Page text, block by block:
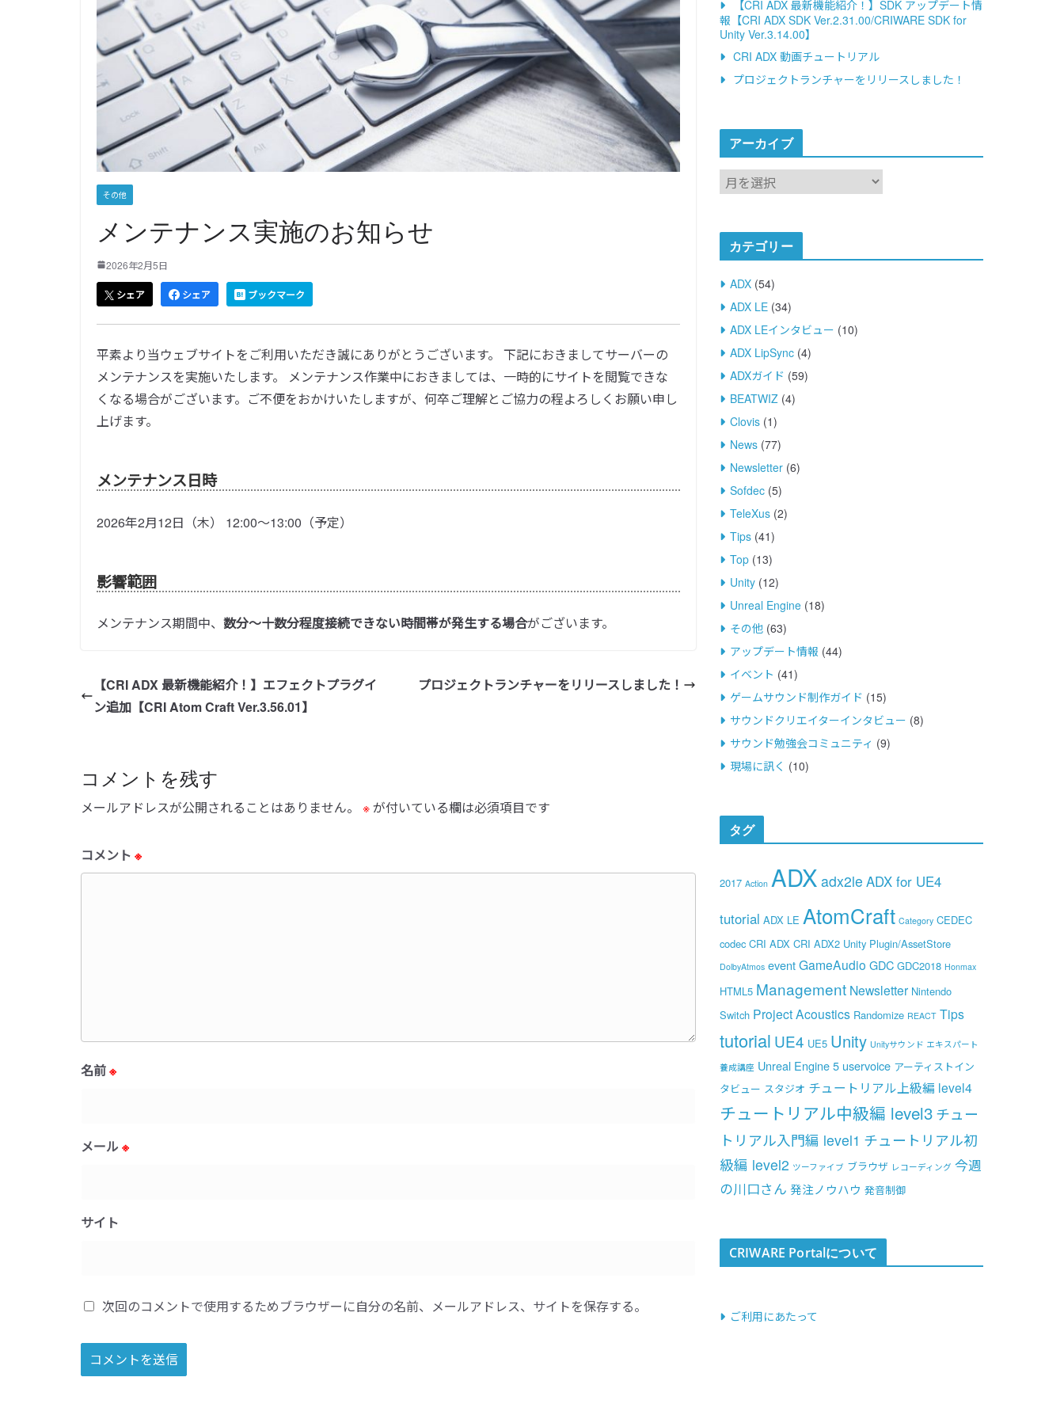
その他
メンテナンス実施のお知らせ
2026年2月5日
シェア シェア ブックマーク
平素より当ウェブサイトをご利用いただき誠にありがとうございます。 下記におきましてサーバーの
メンテナンスを実施いたします。 メンテナンス作業中におきましては、一時的にサイトを閲覧できな
くなる場合がございます。ご不便をおかけいたしますが、何卒ご理解とご協力の程よろしくお願い申し
上げます。
メンテナンス日時
2026年2月12日（木） 12:00～13:00（予定）
影響範囲
メンテナンス期間中、 数分～十数分程度接続できない時間帯が発生する場合がございます。
【CRI ADX 最新機能紹介！】エフェクトプラグイ
ン追加【CRI Atom Craft Ver.3.56.01】
プロジェクトランチャーをリリースしました！
コメントを残す
メールアドレスが公開されることはありません。 ※が付いている欄は必須項目です
コメント ※
名前※
メール ※
サイト
次回のコメントで使用するためブラウザーに自分の名前、メールアドレス、サイトを保存する。
【CRI ADX 最新機能紹介！】SDK アップデート情
報【CRI ADX SDK Ver.2.31.00/CRIWARE SDK for
Unity Ver.3.14.00】
CRI ADX 動画チュートリアル
プロジェクトランチャーをリリースしました！
アーカイブ
ア
ー
イ
ブ
カテゴリー
ADX (54)
ADX LE (34)
ADX LEインタビュー (10)
ADX LipSync (4)
ADXガイド (59)
BEATWIZ (4)
Clovis (1)
News (77)
Newsletter (6)
Sofdec (5)
TeleXus (2)
Tips (41)
Top (13)
Unity (12)
Unreal Engine (18)
その他 (63)
アップデート情報 (44)
イベント (41)
ゲームサウンド制作ガイド (15)
サウンドクリエイターインタビュー (8)
サウンド勉強会コミュニティ (9)
現場に訊く (10)
タグ
2017 Action ADX adx2le ADX for UE4
tutorial ADX LE AtomCraft Category CEDEC
codec CRI ADX CRI ADX2 Unity Plugin/AssetStore
DolbyAtmos eventGameAudio GDC GDC2018 Honmax
HTML5 Management Newsletter Nintendo
Switch Project Acoustics Randomize REACT Tips
tutorial UE4 UE5 Unity Unityサウンド エキスパート
養成講座 Unreal Engine 5 uservoice アーティストイン
タビュー スタジオ チュートリアル上級編 level4
チュートリアル中級編 level3 チュー
トリアル入門編 level1 チュートリアル初
級編 level2 ツーファイブ ブラウザ レコーディング 今週
の川口さん 発注ノウハウ 発音制御
CRIWARE Portalについて
ご利用にあたって